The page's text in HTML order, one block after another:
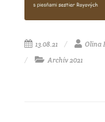
13.08.21
Olina
Archív 2021